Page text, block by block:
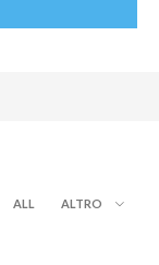
ALL ALTRO